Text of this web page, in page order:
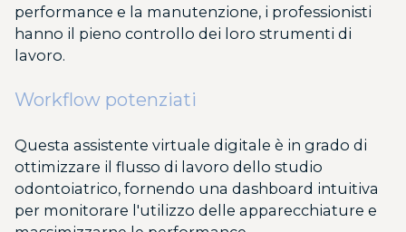
performance e la manutenzione, i professionisti
hanno il pieno controllo dei loro strumenti di
lavoro.
Workflow potenziati
Questa assistente virtuale digitale è in grado di
ottimizzare il flusso di lavoro dello studio
odontoiatrico, fornendo una dashboard intuitiva
per monitorare l'utilizzo delle apparecchiature e